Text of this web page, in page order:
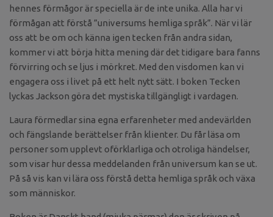
hennes förmågor är speciella är de inte unika. Alla har vi
förmågan att förstå ”universums hemliga språk”. När vi lär
oss att be om och känna igen tecken från andra sidan,
kommer vi att börja hitta mening där det tidigare bara fanns
förvirring och se ljus i mörkret. Med den visdomen kan vi
engagera oss i livet på ett helt nytt sätt. I boken Tecken
lyckas Jackson göra det mystiska tillgängligt i vardagen.
Laura förmedlar sina egna erfarenheter med andevärlden
och fängslande berättelser från klienter. Du får läsa om
personer som upplevt oförklarliga och otroliga händelser,
som visar hur dessa meddelanden från universum kan se ut.
På så vis kan vi lära oss förstå detta hemliga språk och växa
som människor.